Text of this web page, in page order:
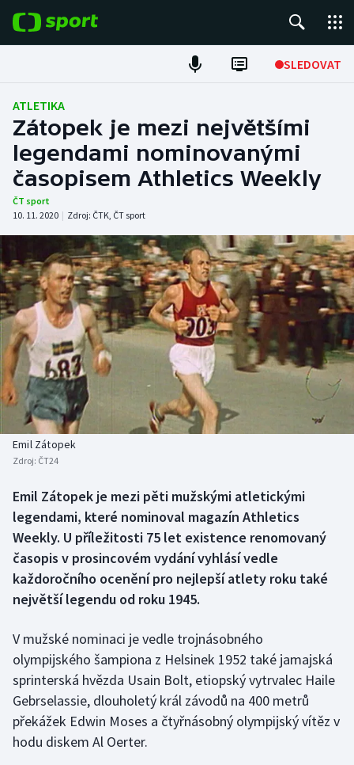
SLEDOVAT
Fotbal
Hokej
Tenis
Atletika
Cyklistika
DALŠÍ SPORTY
Americký fotbal
Baseball a softbal
Basketbal
Biatlon
Box
Curling
Dostihy
Florbal
Futsal
Golf
Gymnastika
NEPŘEHLÉDNĚTE
Soutěže
Historické návraty
Aplikace ČT sport
ATLETIKA
Zátopek je mezi největšími
legendami nominovanými
časopisem Athletics Weekly
ČT sport
10. 11. 2020 | Zdroj: ČTK, ČT sport
Emil Zátopek
Zdroj: ČT24
Emil Zátopek je mezi pěti mužskými atletickými
legendami, které nominoval magazín Athletics
Weekly. U příležitosti 75 let existence renomovaný
časopis v prosincovém vydání vyhlásí vedle
každoročního ocenění pro nejlepší atlety roku také
největší legendu od roku 1945.
V mužské nominaci je vedle trojnásobného
olympijského šampiona z Helsinek 1952 také jamajská
sprinterská hvězda Usain Bolt, etiopský vytrvalec Haile
Gebrselassie, dlouholetý král závodů na 400 metrů
překážek Edwin Moses a čtyřnásobný olympijský vítěz v
hodu diskem Al Oerter.